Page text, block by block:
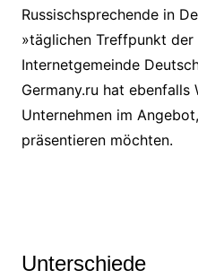
Russischsprechende in
»täglichen Treffpunkt der
Internetgemeinde
Germany.ru hat ebenfalls
Unternehmen im
präsentieren möchten.
Unterschiede